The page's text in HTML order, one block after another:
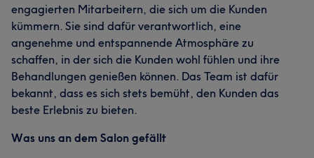
engagierten Mitarbeitern, die sich um die Kunden
kümmern. Sie sind dafür verantwortlich, eine
angenehme und entspannende Atmosphäre zu
schaffen, in der sich die Kunden wohl fühlen und ihre
Behandlungen genießen können. Das Team ist dafür
bekannt, dass es sich stets bemüht, den Kunden das
beste Erlebnis zu bieten.
Was uns an dem Salon gefällt